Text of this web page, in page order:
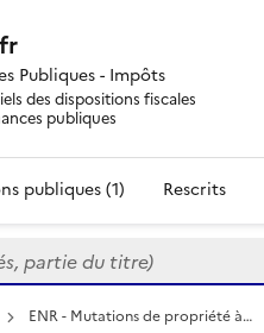
Publiques - Impôts
des dispositions fiscales
publiques
publiques (1) Rescrits
partie du titre)
ENR - Mutations de propriété à…